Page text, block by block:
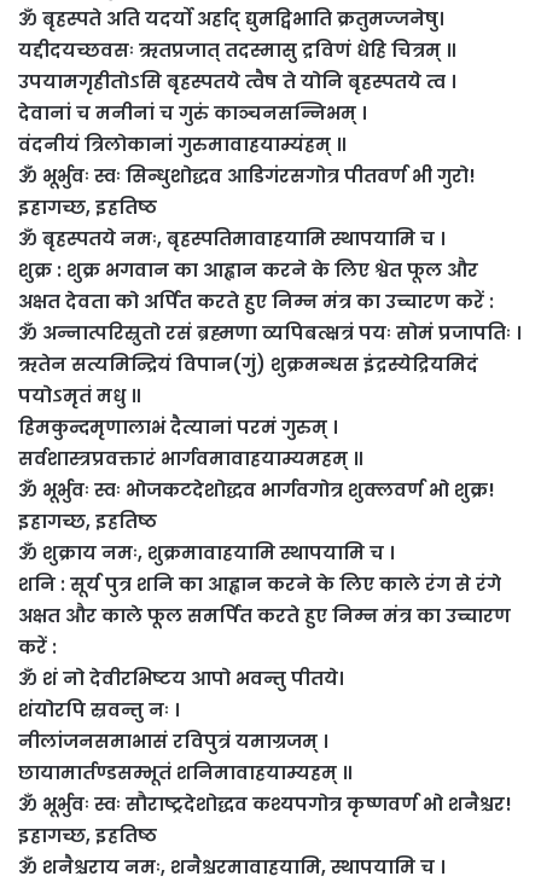
ॐ बृहस्पते अति यदर्यो अर्हाद् द्युमद्विभाति क्रतुमज्जनेषु।
यद्दीदयच्छवसः ऋतप्रजात्‌ तदस्मासु द्रविणं धेहि चित्रम्‌ ॥
उपयामगृहीतोऽसि बृहस्पतये त्वैष ते योनि बृहस्पतये त्व ।
देवानां च मनीनां च गुरुं काञ्चनसन्निभम्‌ ।
वंदनीयं त्रिलोकानां गुरुमावाहयाम्यंहम्‌ ॥
ॐ भूर्भुवः स्वः सिन्धुशोद्धव आडिगंरसगोत्र पीतवर्ण भी गुरो!
इहागच्छ, इहतिष्ठ
ॐ बृहस्पतये नमः, बृहस्पतिमावाहयामि स्थापयामि च ।
शुक्र : शुक्र भगवान का आह्वान करने के लिए श्वेत फूल और
अक्षत देवता को अर्पित करते हुए निम्न मंत्र का उच्चारण करें :
ॐ अन्नात्परिस्रुतो रसं ब्रह्मणा व्यपिबत्क्षत्रं पयः सोमं प्रजापतिः ।
ऋतेन सत्यमिन्द्रियं विपान(गुं) शुक्रमन्धस इंद्रस्येद्रियमिदं
पयोऽमृतं मधु ॥
हिमकुन्दमृणालाभं दैत्यानां परमं गुरुम्‌ ।
सर्वशास्त्रप्रवक्तारं भार्गवमावाहयाम्यमहम्‌ ॥
ॐ भूर्भुवः स्वः भोजकटदेशोद्धव भार्गवगोत्र शुक्लवर्ण भो शुक्र!
इहागच्छ, इहतिष्ठ
ॐ शुक्राय नमः, शुक्रमावाहयामि स्थापयामि च ।
शनि : सूर्य पुत्र शनि का आह्वान करने के लिए काले रंग से रंगे
अक्षत और काले फूल समर्पित करते हुए निम्न मंत्र का उच्चारण
करें :
ॐ शं नो देवीरभिष्टय आपो भवन्तु पीतये।
शंयोरपि स्रवन्तु नः ।
नीलांजनसमाभासं रविपुत्रं यमाग्रजम्‌ ।
छायामार्तण्डसम्भूतं शनिमावाहयाम्यहम्‌ ॥
ॐ भूर्भुवः स्वः सौराष्ट्रदेशोद्धव कश्यपगोत्र कृष्णवर्ण भो शनैश्चर!
इहागच्छ, इहतिष्ठ
ॐ शनैश्चराय नमः, शनैश्चरमावाहयामि, स्थापयामि च ।